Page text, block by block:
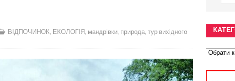
ВІДПОЧИНОК ЕКОЛОГІЯ мандрівки природа тур вихідного